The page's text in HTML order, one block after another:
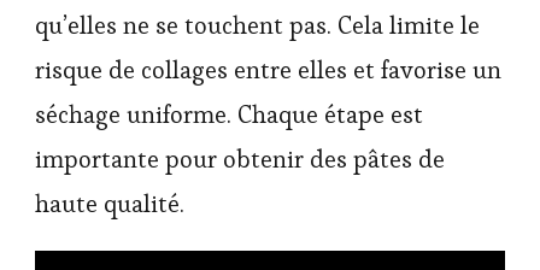
qu’elles ne se touchent pas. Cela limite le
risque de collages entre elles et favorise un
séchage uniforme. Chaque étape est
importante pour obtenir des pâtes de
haute qualité.